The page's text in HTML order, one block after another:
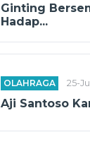
Ginting
Hadap...
OLAHRAGA 25-
Aji Santoso